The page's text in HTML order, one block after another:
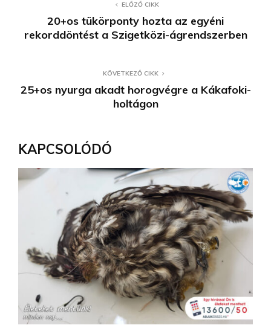
ELŐZŐ CIKK
20+os tükörponty hozta az egyéni
rekorddöntést a Szigetközi-ágrendszerben
KÖVETKEZŐ CIKK
25+os nyurga akadt horogvégre a Kákafoki-
holtágon
KAPCSOLÓDÓ